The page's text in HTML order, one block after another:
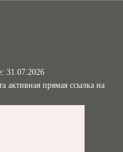
31.07.2026
активная прямая ссылка на